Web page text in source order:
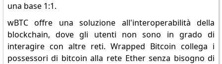
una base 1:1.
wBTC offre una soluzione all'interoperabilità della
blockchain, dove gli utenti non sono in grado di
interagire con altre reti. Wrapped Bitcoin collega i
possessori di bitcoin alla rete Ether senza bisogno di